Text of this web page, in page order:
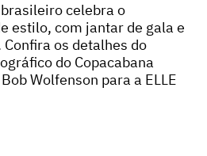
celebra o
estilo, com jantar de gala e
os detalhes do
do Copacabana
Wolfenson para a ELLE